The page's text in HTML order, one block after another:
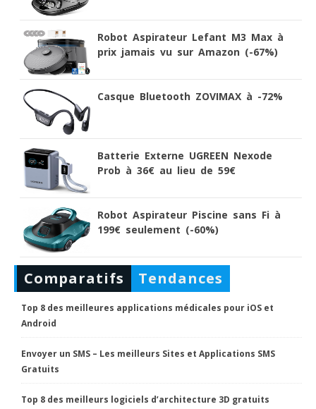
Robot Aspirateur Lefant M3 Max à
prix jamais vu sur Amazon (-67%)
Casque Bluetooth ZOVIMAX à -72%
Batterie Externe UGREEN Nexode
Prob à 36€ au lieu de 59€
Robot Aspirateur Piscine sans Fi à
199€ seulement (-60%)
Comparatifs Tendances
Top 8 des meilleures applications médicales pour iOS et
Android
Envoyer un SMS – Les meilleurs Sites et Applications SMS
Gratuits
Top 8 des meilleurs logiciels d’architecture 3D gratuits